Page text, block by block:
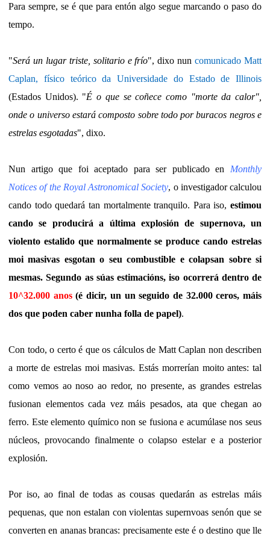
Para sempre, se é que para entón algo segue marcando o paso do
tempo.
"Será un lugar triste, solitario e frío", dixo nuncomunicado Matt
Caplan, físico teórico da Universidade do Estado de Illinois
(Estados Unidos). "É o que se coñece como "morte da calor",
onde o universo estará composto sobre todo por buracos negros e
estrelas esgotadas", dixo.
Nun artigo que foi aceptado para ser publicado en Monthly
Notices of the Royal Astronomical Society, o investigador calculou
cando todo quedará tan mortalmente tranquilo. Para iso, estimou
cando se producirá a última explosión de supernova, un
violento estalido que normalmente se produce cando estrelas
moi masivas esgotan o seu combustible e colapsan sobre si
mesmas. Segundo as súas estimacións, iso ocorrerá dentro de
10^32.000 anos(é dicir, un un seguido de 32.000 ceros, máis
dos que poden caber nunha folla de papel).
Con todo, o certo é que os cálculos de Matt Caplan non describen
a morte de estrelas moi masivas. Estás morrerían moito antes: tal
como vemos ao noso ao redor, no presente, as grandes estrelas
fusionan elementos cada vez máis pesados, ata que chegan ao
ferro. Este elemento químico non se fusiona e acumúlase nos seus
núcleos, provocando finalmente o colapso estelar e a posterior
explosión.
Por iso, ao final de todas as cousas quedarán as estrelas máis
pequenas, que non estalan con violentas supernvoas senón que se
converten en ananas brancas: precisamente este é o destino que lle